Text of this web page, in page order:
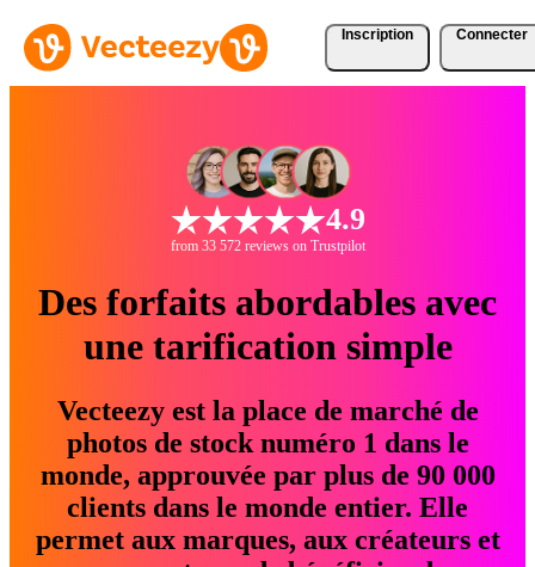
Inscription Connecter
4.9
from 33 572 reviews on Trustpilot
Des forfaits abordables avec
une tarification simple
Vecteezy est la place de marché de
photos de stock numéro 1 dans le
monde, approuvée par plus de 90 000
clients dans le monde entier. Elle
permet aux marques, aux créateurs et